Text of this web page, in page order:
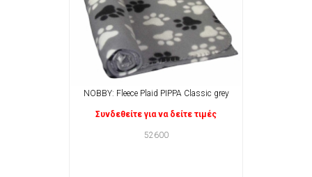
NOBBY: Fleece Plaid PIPPA Classic grey
Συνδεθείτε για να δείτε τιμές
52600